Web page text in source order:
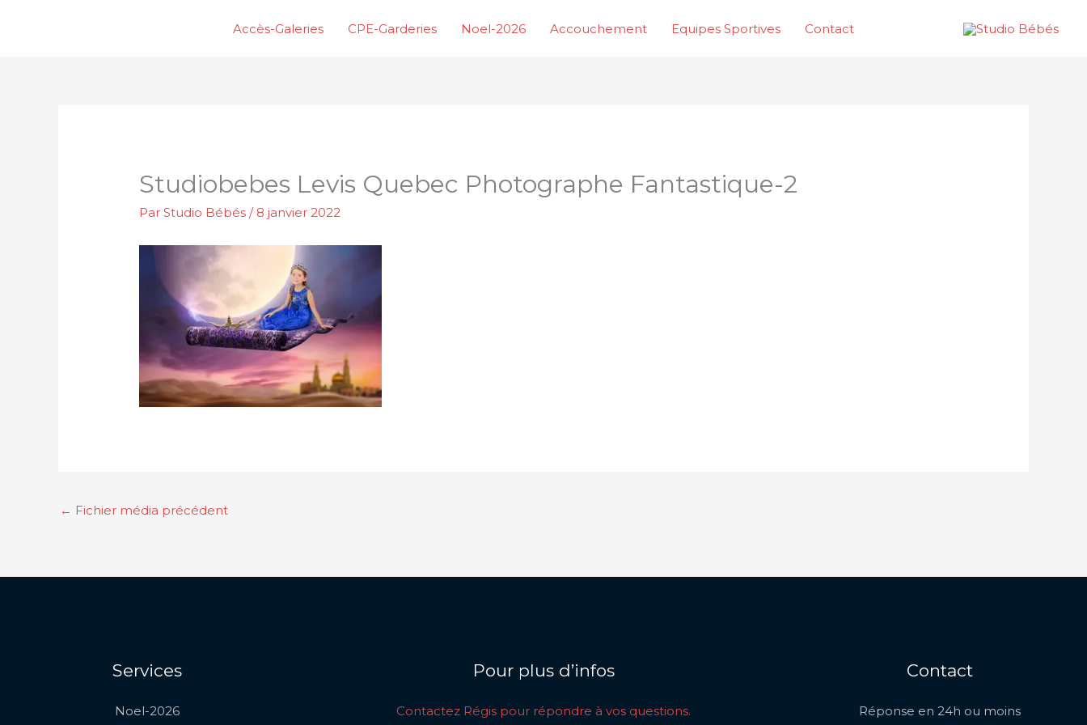
Accès-Galeries CPE-Garderies Noel-2026 Accouchement Equipes Sportives Contact
Studiobebes Levis Quebec Photographe Fantastique-2
ParStudio Bébés/ 8 janvier 2022
← Fichier média précédent
Services
Noel-2026
Pour plus d’infos
Contactez Régis pour répondre à vos questions.
Contact
Réponse en 24h ou moins